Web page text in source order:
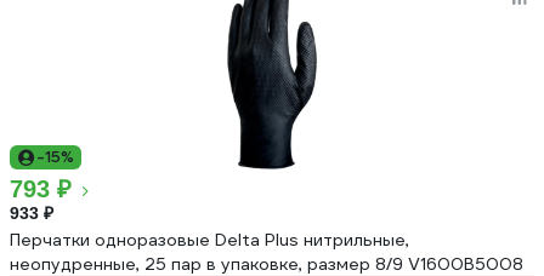
-15%
793 ₽
933 ₽
Перчатки одноразовые Delta Plus нитрильные,
неопудренные, 25 пар в упаковке, размер 8/9 V1600B5008